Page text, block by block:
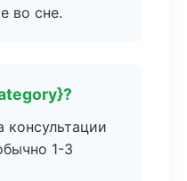
во сне.
консультации
1-3